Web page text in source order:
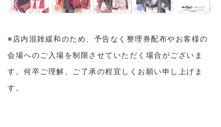
※店内混雑緩和のため、予告なく整理券配布やお客様の
会場へのご入場を制限させていただく場合がございま
す。何卒ご理解、ご了承の程宜しくお願い申し上げま
す。